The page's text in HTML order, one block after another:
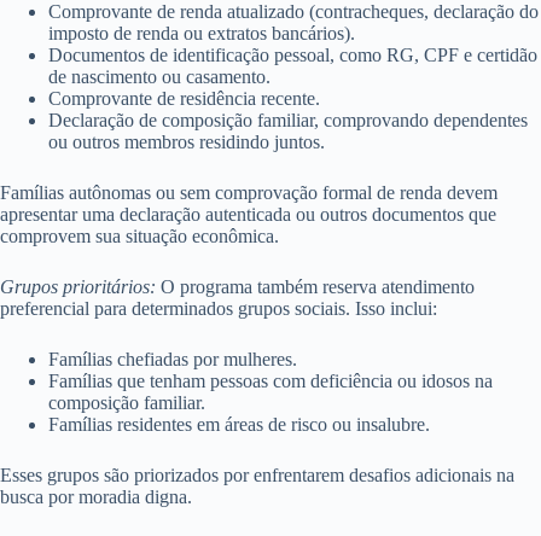
Comprovante de renda atualizado (contracheques, declaração do
imposto de renda ou extratos bancários).
Documentos de identificação pessoal, como RG, CPF e certidão
de nascimento ou casamento.
Comprovante de residência recente.
Declaração de composição familiar, comprovando dependentes
ou outros membros residindo juntos.
Famílias autônomas ou sem comprovação formal de renda devem
apresentar uma declaração autenticada ou outros documentos que
comprovem sua situação econômica.
Grupos prioritários: O programa também reserva atendimento
preferencial para determinados grupos sociais. Isso inclui:
Famílias chefiadas por mulheres.
Famílias que tenham pessoas com deficiência ou idosos na
composição familiar.
Famílias residentes em áreas de risco ou insalubre.
Esses grupos são priorizados por enfrentarem desafios adicionais na
busca por moradia digna.